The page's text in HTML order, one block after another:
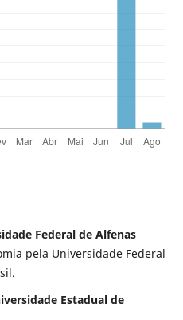
Federal de Alfenas
pela Universidade Federal
Estadual de